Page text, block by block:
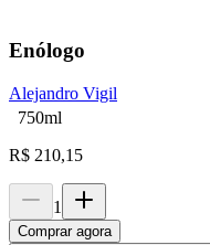
Enólogo
Alejandro Vigil
750ml
R$ 210,15
1
Comprar agora